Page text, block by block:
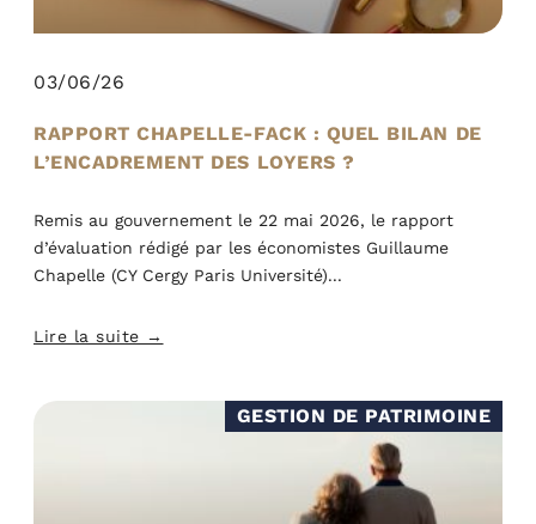
RAPPORT CHAPELLE-FACK : QUEL BILAN DE
L’ENCADREMENT DES LOYERS ?
Remis au gouvernement le 22 mai 2026, le rapport
d’évaluation rédigé par les économistes Guillaume
Chapelle (CY Cergy Paris Université)
Lire la suite →
03/06/26
GESTION DE PATRIMOINE